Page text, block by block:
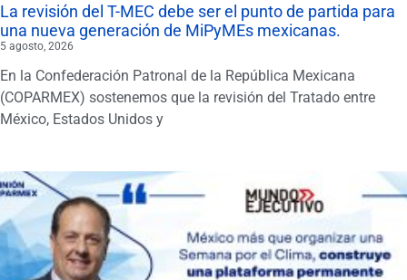
La revisión del T-MEC debe ser el punto de partida para
una nueva generación de MiPyMEs mexicanas.
5 agosto, 2026
En la Confederación Patronal de la República Mexicana
(COPARMEX) sostenemos que la revisión del Tratado entre
México, Estados Unidos y